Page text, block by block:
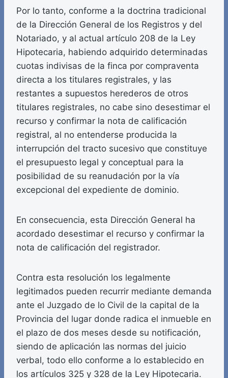
Por lo tanto, conforme a la doctrina tradicional
de la Dirección General de los Registros y del
Notariado, y al actual artículo 208 de la Ley
Hipotecaria, habiendo adquirido determinadas
cuotas indivisas de la finca por compraventa
directa a los titulares registrales, y las
restantes a supuestos herederos de otros
titulares registrales, no cabe sino desestimar el
recurso y confirmar la nota de calificación
registral, al no entenderse producida la
interrupción del tracto sucesivo que constituye
el presupuesto legal y conceptual para la
posibilidad de su reanudación por la vía
excepcional del expediente de dominio.
En consecuencia, esta Dirección General ha
acordado desestimar el recurso y confirmar la
nota de calificación del registrador.
Contra esta resolución los legalmente
legitimados pueden recurrir mediante demanda
ante el Juzgado de lo Civil de la capital de la
Provincia del lugar donde radica el inmueble en
el plazo de dos meses desde su notificación,
siendo de aplicación las normas del juicio
verbal, todo ello conforme a lo establecido en
los artículos 325 y 328 de la Ley Hipotecaria.